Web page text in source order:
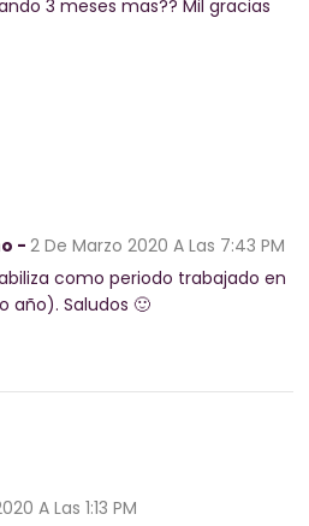
3 meses mas?? Mil gracias
- 2 De Marzo 2020 A Las 7:43 PM
como periodo trabajado en
año). Saludos 🙂
A Las 1:13 PM